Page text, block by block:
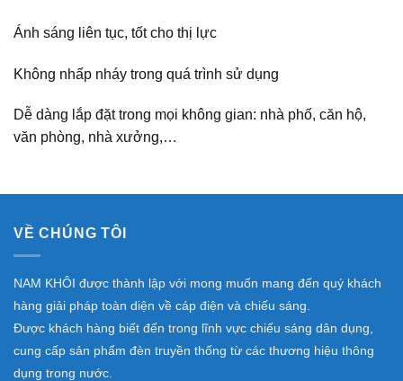
Ánh sáng liên tục, tốt cho thị lực
Không nhấp nháy trong quá trình sử dụng
Dễ dàng lắp đặt trong mọi không gian: nhà phố, căn hộ,
văn phòng, nhà xưởng,…
VỀ CHÚNG TÔI
NAM KHÔI được thành lập với mong muốn mang đến quý khách
hàng giải pháp toàn diện về cáp điện và chiếu sáng.
Được khách hàng biết đến trong lĩnh vực chiếu sáng dân dụng,
cung cấp sản phẩm đèn truyền thống từ các thương hiệu thông
dụng trong nước.